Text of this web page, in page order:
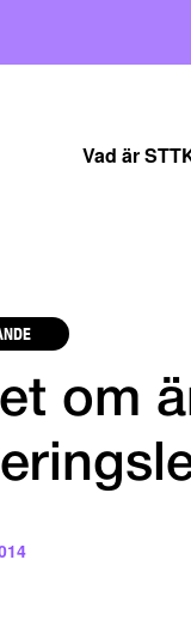
Vad är
om